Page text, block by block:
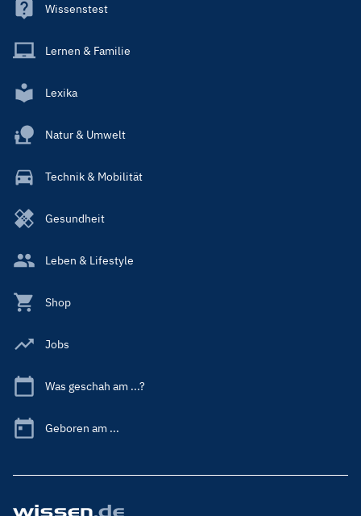
Wissenstest
Lernen & Familie
Lexika
Natur & Umwelt
Technik & Mobilität
Gesundheit
Leben & Lifestyle
Shop
Jobs
Was geschah am ...?
Geboren am ...